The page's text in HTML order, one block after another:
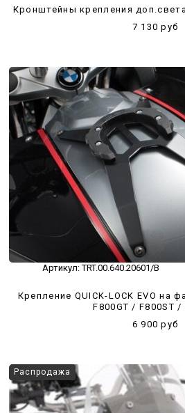
Кронштейны крепления
7 130 руб
Артикул:TRT.00.640.20601/B
Крепление QUICK-LOCK EVO на
F800GT / F800ST /
6 900 руб
Распродажа